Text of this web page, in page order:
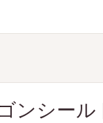
ンシー